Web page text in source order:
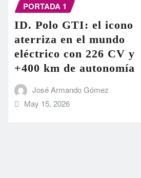
PORTADA 1
ID. Polo GTI: el icono
aterriza en el mundo
eléctrico con 226 CV y
+400 km de autonomía
José Armando Gómez
May 15, 2026